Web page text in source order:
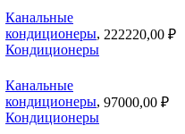
Канальные
кондиционеры,
Кондиционеры
222220,00 ₽
Канальные
кондиционеры,
Кондиционеры
97000,00 ₽